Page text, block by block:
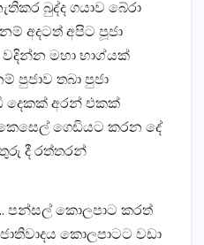
බුද්ද ගයාව බේරා
අදටත් අපිට පූජා
වදින්න මහා භාග්යක්
පුජාව තබා පුජා
දෙකක් අරන් එකක්
ගෙඩියට කරන දේ
දී රත්තරන්
පන්සල් කොලපාට කරත්
කොලපාටට වඩා